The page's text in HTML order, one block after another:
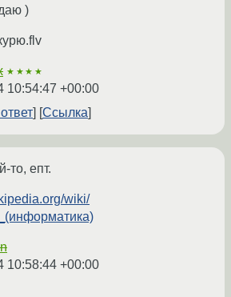
)
★★★★
10:54:47 +00:00
Ссылка
то, епт.
wiki/
10:58:44 +00:00